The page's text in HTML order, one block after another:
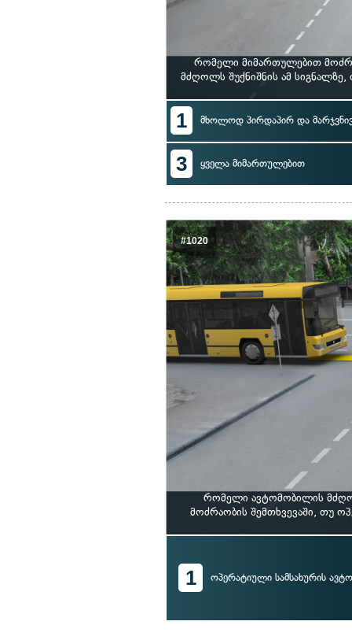
რომელი მიმართულებით
მძღოლს შუქნიშნის ამ
1 მხოლოდ პირდაპირ და
3 ყველა მიმართულებით
#1020
რომელი ავტომობილის
მოძრაობის შემთხვევაში, თუ
1 ოპერატიული სამსახურის